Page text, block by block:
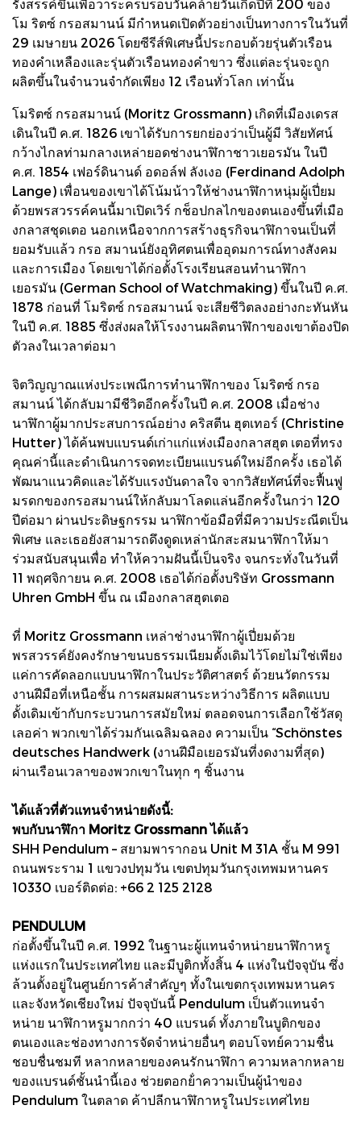
รังสรรค์ขึ้นเพื่อวาระครบรอบวันคล้ายวันเกิดปีที่ 200 ของ
โม ริตซ์ กรอสมานน์ มีกําหนดเปิดตัวอย่างเป็นทางการในวันที่
29 เมษายน 2026 โดยซีรีส์พิเศษนี้ประกอบด้วยรุ่นตัวเรือน
ทองคําเหลืองและรุ่นตัวเรือนทองคําขาว ซึ่งแต่ละรุ่นจะถูก
ผลิตขึ้นในจํานวนจํากัดเพียง 12 เรือนทั่วโลก เท่านั้น
โมริตซ์ กรอสมานน์ (Moritz Grossmann) เกิดที่เมืองเดรส
เดินในปี ค.ศ. 1826 เขาได้รับการยกย่องว่าเป็นผู้มี วิสัยทัศน์
กว้างไกลท่ามกลางเหล่ายอดช่างนาฬิกาชาวเยอรมัน ในปี
ค.ศ. 1854 เฟอร์ดินานด์ อดอล์ฟ ลังเงอ (Ferdinand Adolph
Lange) เพื่อนของเขาได้โน้มน้าวให้ช่างนาฬิกาหนุ่มผู้เปี่ยม
ด้วยพรสวรรค์คนนี้มาเปิดเวิร์ กช็อปกลไกของตนเองขึ้นที่เมือ
งกลาสชุดเตอ นอกเหนือจากการสร้างธุรกิจนาฬิกาจนเป็นที่
ยอมรับแล้ว กรอ สมานน์ยังอุทิศตนเพื่ออุดมการณ์ทางสังคม
และการเมือง โดยเขาได้ก่อตั้งโรงเรียนสอนทํานาฬิกา
เยอรมัน (German School of Watchmaking) ขึ้นในปี ค.ศ.
1878 ก่อนที่ โมริตซ์ กรอสมานน์ จะเสียชีวิตลงอย่างกะทันหัน
ในปี ค.ศ. 1885 ซึ่งส่งผลให้โรงงานผลิตนาฬิกาของเขาต้องปิด
ตัวลงในเวลาต่อมา
จิตวิญญาณแห่งประเพณีการทํานาฬิกาของ โมริตซ์ กรอ
สมานน์ ได้กลับมามีชีวิตอีกครั้งในปี ค.ศ. 2008 เมื่อช่าง
นาฬิกาผู้มากประสบการณ์อย่าง คริสตีน ฮุตเทอร์ (Christine
Hutter) ได้ค้นพบแบรนด์เก่าแก่แห่งเมืองกลาสฮุต เตอที่ทรง
คุณค่านี้และดําเนินการจดทะเบียนแบรนด์ใหม่อีกครั้ง เธอได้
พัฒนาแนวคิดและได้รับแรงบันดาลใจ จากวิสัยทัศน์ที่จะฟื้นฟู
มรดกของกรอสมานน์ให้กลับมาโลดแล่นอีกครั้งในกว่า 120
ปีต่อมา ผ่านประดิษฐกรรม นาฬิกาข้อมือที่มีความประณีตเป็น
พิเศษ และเธอยังสามารถดึงดูดเหล่านักสะสมนาฬิกาให้มา
ร่วมสนับสนุนเพื่อ ทําให้ความฝันนี้เป็นจริง จนกระทั่งในวันที่
11 พฤศจิกายน ค.ศ. 2008 เธอได้ก่อตั้งบริษัท Grossmann
Uhren GmbH ขึ้น ณ เมืองกลาสฮุตเตอ
ที่ Moritz Grossmann เหล่าช่างนาฬิกาผู้เปี่ยมด้วย
พรสวรรค์ยังคงรักษาขนบธรรมเนียมดั้งเดิมไว้โดยไม่ใช่เพียง
แค่การคัดลอกแบบนาฬิกาในประวัติศาสตร์ ด้วยนวัตกรรม
งานฝีมือที่เหนือชั้น การผสมผสานระหว่างวิธีการ ผลิตแบบ
ดั้งเดิมเข้ากับกระบวนการสมัยใหม่ ตลอดจนการเลือกใช้วัสดุ
เลอค่า พวกเขาได้ร่วมกันเฉลิมฉลอง ความเป็น “Schönstes
deutsches Handwerk (งานฝีมือเยอรมันที่งดงามที่สุด)
ผ่านเรือนเวลาของพวกเขาในทุก ๆ ชิ้นงาน
ได้แล้วที่ตัวแทนจําหน่ายดังนี้:
พบกับนาฬิกา Moritz Grossmann ได้แล้ว
SHH Pendulum – สยามพารากอน Unit M 31A ชั้น M 991
ถนนพระราม 1 แขวงปทุมวัน เขตปทุมวันกรุงเทพมหานคร
10330 เบอร์ติดต่อ: +66 2 125 2128
PENDULUM
ก่อตั้งขึ้นในปี ค.ศ. 1992 ในฐานะผู้แทนจําหน่ายนาฬิกาหรู
แห่งแรกในประเทศไทย และมีบูติกทั้งสิ้น 4 แห่งในปัจจุบัน ซึ่ง
ล้วนตั้งอยู่ในศูนย์การค้าสําคัญๆ ทั้งในเขตกรุงเทพมหานคร
และจังหวัดเชียงใหม่ ปัจจุบันนี้ Pendulum เป็นตัวแทนจํา
หน่าย นาฬิกาหรูมากกว่า 40 แบรนด์ ทั้งภายในบูติกของ
ตนเองและช่องทางการจัดจําหน่ายอื่นๆ ตอบโจทย์ความชื่น
ชอบชื่นชมที หลากหลายของคนรักนาฬิกา ความหลากหลาย
ของแบรนด์ชั้นนํานี้เอง ช่วยตอกย้ําความเป็นผู้นําของ
Pendulum ในตลาด ค้าปลีกนาฬิกาหรูในประเทศไทย